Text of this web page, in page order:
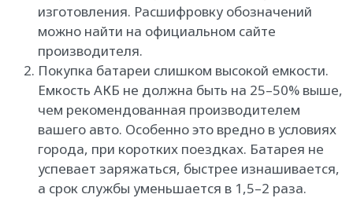
изготовления. Расшифровку обозначений
можно найти на официальном сайте
производителя.
Покупка батареи слишком высокой емкости.
Емкость АКБ не должна быть на 25–50% выше,
чем рекомендованная производителем
вашего авто. Особенно это вредно в условиях
города, при коротких поездках. Батарея не
успевает заряжаться, быстрее изнашивается,
а срок службы уменьшается в 1,5–2 раза.